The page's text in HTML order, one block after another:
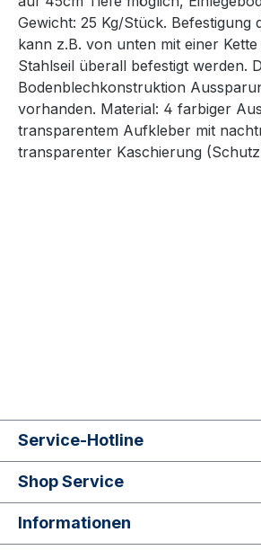
Gewicht: 25 Kg/Stück. Befestigung
kann z.B. von unten mit einer
Stahlseil überall befestigt werden.
Bodenblechkonstruktion
vorhanden. Material: 4 farbiger
transparentem Aufkleber mit
transparenter Kaschierung
Service-Hotline
Shop Service
Informationen